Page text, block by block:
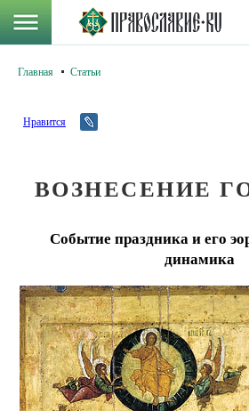
Главная Статьи
Нравится
ВОЗНЕСЕНИЕ
Событие праздника и его
динамика